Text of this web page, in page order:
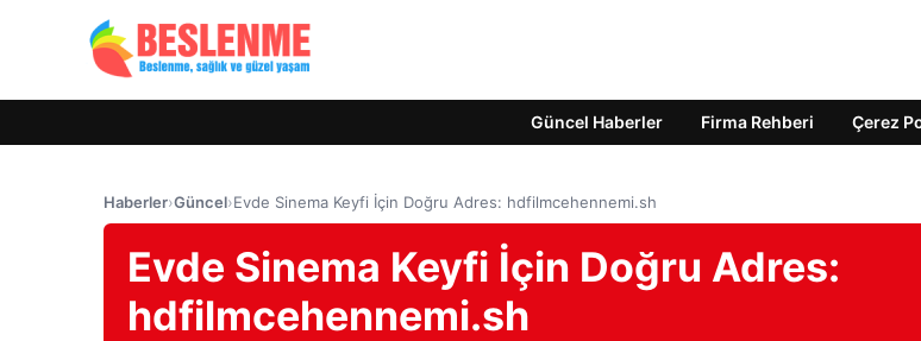
Güncel Haberler Firma Rehberi Çerez
Haberler›Güncel›Evde Sinema Keyfi İçin Doğru Adres: hdfilmcehennemi.sh
Evde Sinema Keyfi İçin Doğru Adres:
hdfilmcehennemi.sh